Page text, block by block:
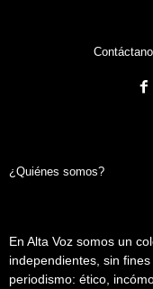
¿Quiénes somos?
En Alta Voz somos un
independientes, sin
periodismo: ético,